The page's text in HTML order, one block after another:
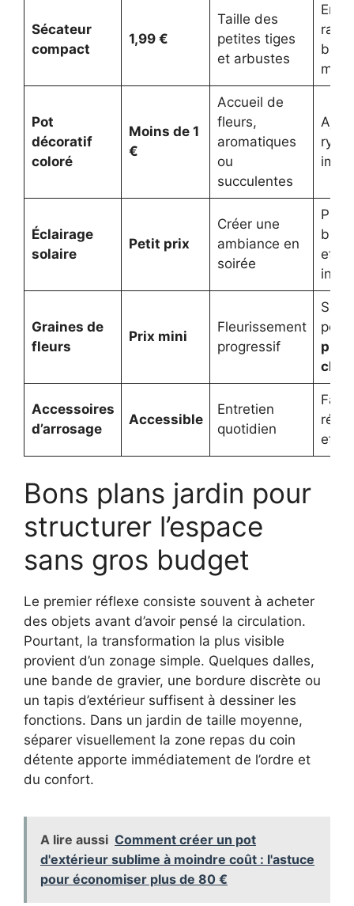
Sécateur
compact
1,99 €
Taille des
petites tiges
et arbustes
Pot
décoratif
coloré
Moins de 1
€
Accueil de
fleurs,
aromatiques
ou
succulentes
Éclairage
solaire
Petit prix
Créer une
ambiance en
soirée
Pas
effet
Graines de
fleurs
Prix mini
Fleurissement
progressif
pour
Accessoires
d’arrosage
Accessible
Entretien
quotidien
Bons plans jardin pour
structurer l’espace
sans gros budget
Le premier réflexe consiste souvent à acheter
des objets avant d’avoir pensé la circulation.
Pourtant, la transformation la plus visible
provient d’un zonage simple. Quelques dalles,
une bande de gravier, une bordure discrète ou
un tapis d’extérieur suffisent à dessiner les
fonctions. Dans un jardin de taille moyenne,
séparer visuellement la zone repas du coin
détente apporte immédiatement de l’ordre et
du confort.
A lire aussi Comment créer un pot
d'extérieur sublime à moindre coût : l'astuce
pour économiser plus de 80 €